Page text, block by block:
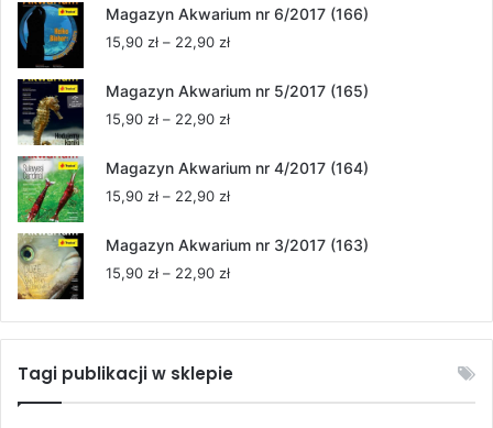
od
Magazyn Akwarium nr 6/2017 (166)
15,90 zł – 22,90 złZakres
od
Magazyn Akwarium nr 5/2017 (165)
15,90 zł – 22,90 złZakres
od
Magazyn Akwarium nr 4/2017 (164)
15,90 zł – 22,90 złZakres
od
Magazyn Akwarium nr 3/2017 (163)
15,90 zł – 22,90 złZakres
od
15,90 zł
Tagi publikacji w sklepie